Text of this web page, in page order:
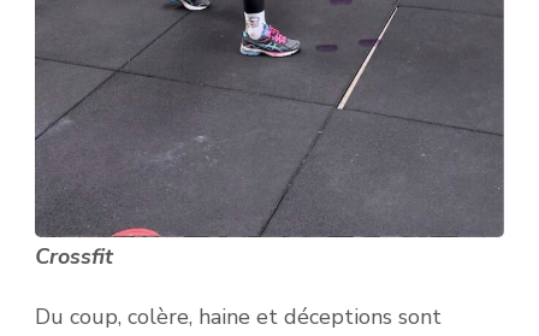
Crossfit
Du coup, colère, haine et déceptions sont